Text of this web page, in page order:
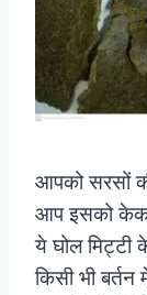
आपको सरसों
आप इसको केक
ये घोल मिट्टी
किसी भी